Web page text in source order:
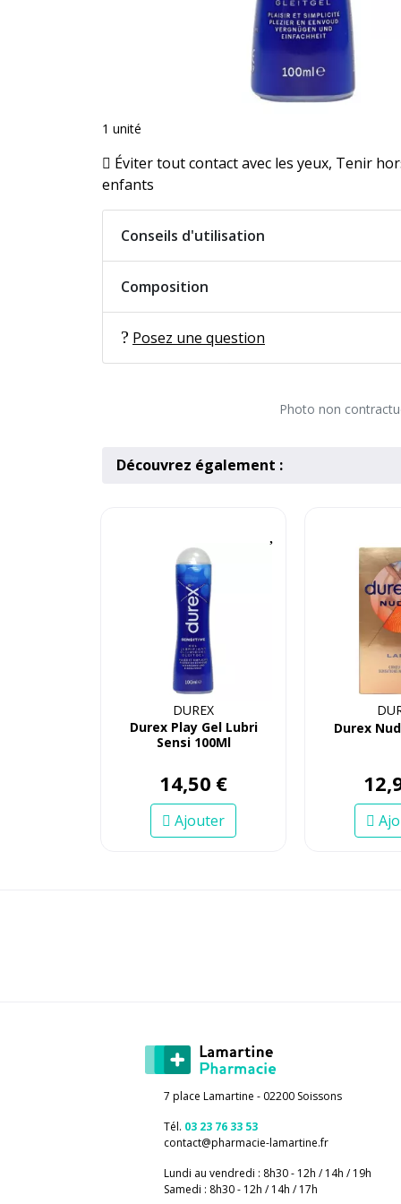
1 unité
Éviter tout contact avec les yeux, Tenir
enfants
Conseils d'utilisation
Composition
Posez une question
Photo non
Découvrez également :
DUREX
Durex Play Gel Lubri
Sensi 100Ml
14,50 €
Ajouter
Durex
12,
7 place Lamartine - 02200 Soissons
Tél. 03 23 76 33 53
contact@pharmacie-lamartine.fr
Lundi au vendredi : 8h30 - 12h / 14h / 19h
Samedi : 8h30 - 12h / 14h / 17h